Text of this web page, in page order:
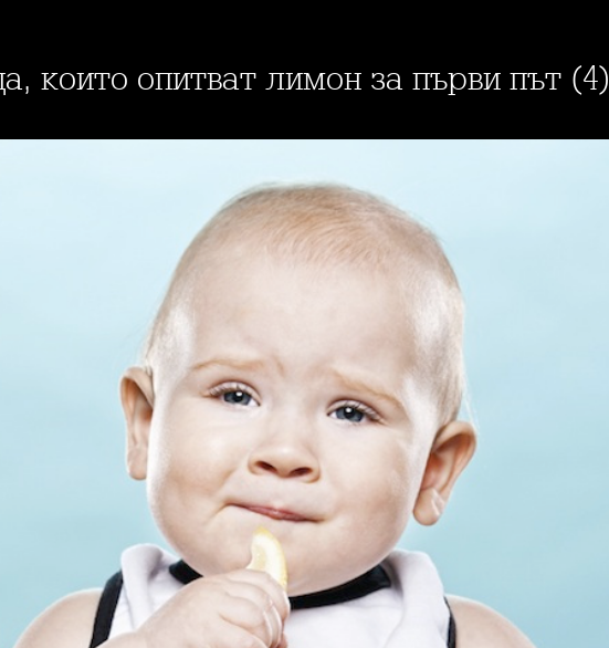
които опитват лимон за първи път (4)